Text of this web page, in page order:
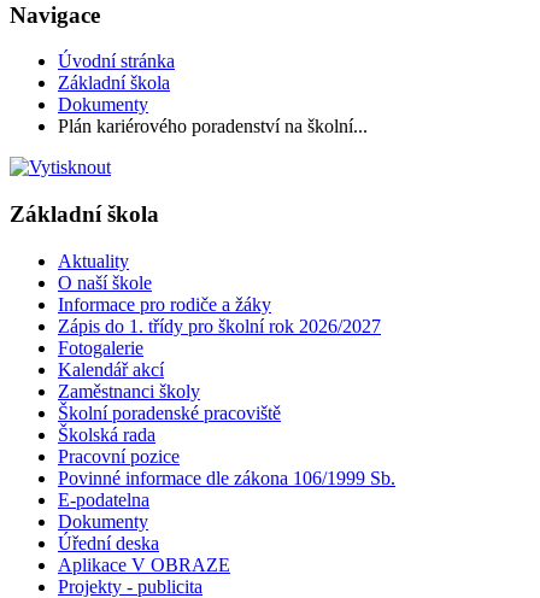
Navigace
Úvodní stránka
Základní škola
Dokumenty
Plán kariérového poradenství na školní...
Základní škola
Aktuality
O naší škole
Informace pro rodiče a žáky
Zápis do 1. třídy pro školní rok 2026/2027
Fotogalerie
Kalendář akcí
Zaměstnanci školy
Školní poradenské pracoviště
Školská rada
Pracovní pozice
Povinné informace dle zákona 106/1999 Sb.
E-podatelna
Dokumenty
Úřední deska
Aplikace V OBRAZE
Projekty - publicita